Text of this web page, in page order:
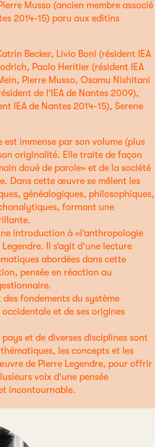
Musso (ancien membre associé
2014-15) paru aux editins
Becker, Livio Boni (résident IEA
Paolo Heritier (résident IEA
Pierre Musso, Osamu Nishitani
de l'IEA de Nantes 2009),
IEA de Nantes 2014-15), Serene
est immense par son volume (plus
originalité. Elle traite de façon
doué de parole» et de la société
Dans cette œuvre se mêlent les
généalogiques, philosophiques,
formant une
introduction à «l’anthropologie
Il s’agit d’une lecture
abordées dans cette
pensée en réaction au
des fondements du système
et de ses origines
et de diverses disciplines sont
les concepts et les
de Pierre Legendre, pour offrir
voix d’une pensée
incontournable.